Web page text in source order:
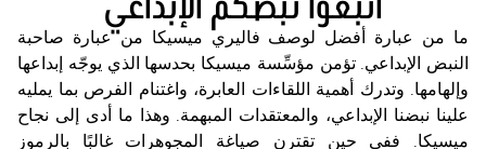
ما من عبارة أفضل لوصف فاليري ميسيكا من عبارة صاحبة
النبض الإبداعي. تؤمن مؤسِّسة ميسيكا بحدسها الذي يوجّه إبداعها
وإلهامها. وتدرك أهمية اللقاءات العابرة، واغتنام الفرص بما يمليه
علينا نبضنا الإبداعي، والمعتقدات المبهمة. وهذا ما أدى إلى نجاح
ميسيكا. ففي حين تقترن صياغة المجوهرات غالبًا بالرموز